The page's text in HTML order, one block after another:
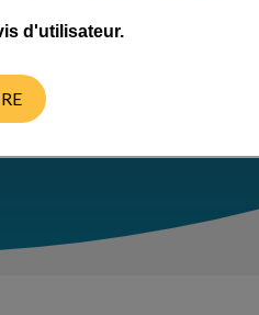
d'utilisateur.